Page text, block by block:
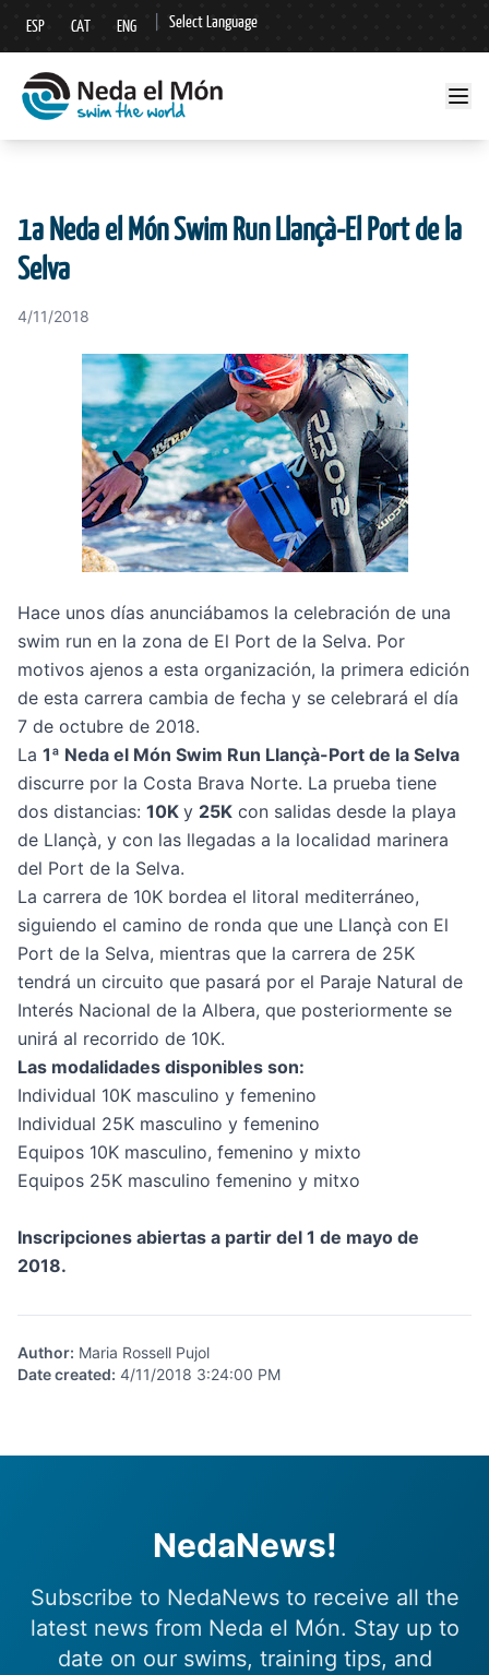
ESP CAT ENG Select Language
▼
1a Neda el Món Swim Run Llançà-El Port de la
Selva
4/11/2018
Hace unos días anunciábamos la celebración de una
swim run en la zona de El Port de la Selva. Por
motivos ajenos a esta organización, la primera edición
de esta carrera cambia de fecha y se celebrará el día
7 de octubre de 2018.
La 1ª Neda el Món Swim Run Llançà-Port de la Selva
discurre por la Costa Brava Norte. La prueba tiene
dos distancias: 10K y 25K con salidas desde la playa
de Llançà, y con las llegadas a la localidad marinera
del Port de la Selva.
La carrera de 10K bordea el litoral mediterráneo,
siguiendo el camino de ronda que une Llançà con El
Port de la Selva, mientras que la carrera de 25K
tendrá un circuito que pasará por el Paraje Natural de
Interés Nacional de la Albera, que posteriormente se
unirá al recorrido de 10K.
Las modalidades disponibles son:
Individual 10K masculino y femenino
Individual 25K masculino y femenino
Equipos 10K masculino, femenino y mixto
Equipos 25K masculino femenino y mitxo
Inscripciones abiertas a partir del 1 de mayo de
2018.
Author: Maria Rossell Pujol
Date created: 4/11/2018 3:24:00 PM
NedaNews!
Subscribe to NedaNews to receive all the
latest news from Neda el Món. Stay up to
date on our swims, training tips, and